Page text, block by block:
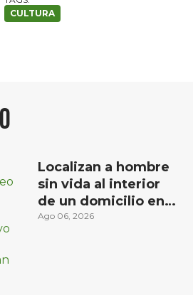
CULTURA
Localizan a hombre
sin vida al interior
de un domicilio en
la comunidad El
Ago 06, 2026